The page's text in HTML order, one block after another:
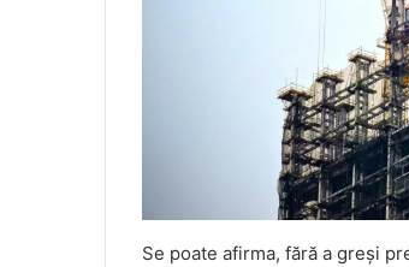
Se poate afirma, fără a greși